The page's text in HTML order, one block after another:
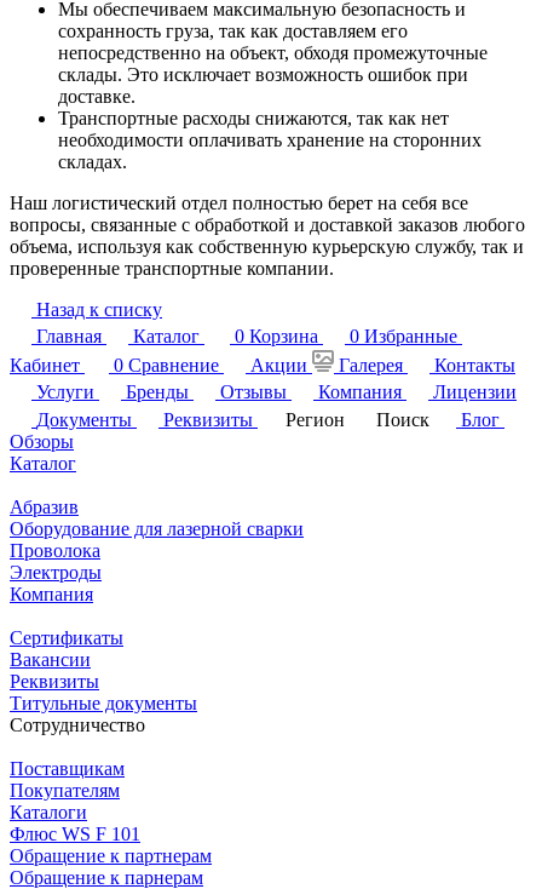
Мы обеспечиваем максимальную безопасность и
сохранность груза, так как доставляем его
непосредственно на объект, обходя промежуточные
склады. Это исключает возможность ошибок при
доставке.
Транспортные расходы снижаются, так как нет
необходимости оплачивать хранение на сторонних
складах.
Наш логистический отдел полностью берет на себя все
вопросы, связанные с обработкой и доставкой заказов любого
объема, используя как собственную курьерскую службу, так и
проверенные транспортные компании.
Назад к списку
Главная
Каталог 0 Корзина 0 Избранные
Кабинет
0 Сравнение Акции Галерея
Контакты
Услуги
Бренды Отзывы Компания
Лицензии
Документы
Реквизиты Регион Поиск
Блог
Обзоры
Каталог
Абразив
Оборудование для лазерной сварки
Проволока
Электроды
Компания
Сертификаты
Вакансии
Реквизиты
Титульные документы
Сотрудничество
Поставщикам
Покупателям
Каталоги
Флюс WS F 101
Обращение к партнерам
Обращение к парнерам